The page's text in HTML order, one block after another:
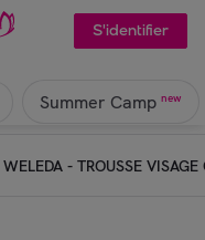
S'identifier
Summer Camp new
WELEDA - TROUSSE